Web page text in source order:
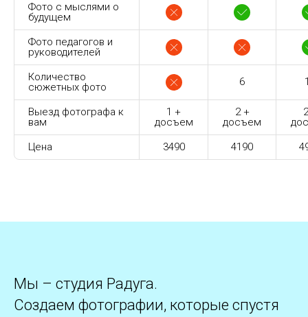
Фото с мыслями о
будущем
Фото педагогов и
руководителей
Количество
сюжетных фото
6
Выезд фотографа к
вам
1 +
досъем
2 +
досъем
Цена
3490 4190
Мы – студия Радуга.
Создаем фотографии, которые спустя